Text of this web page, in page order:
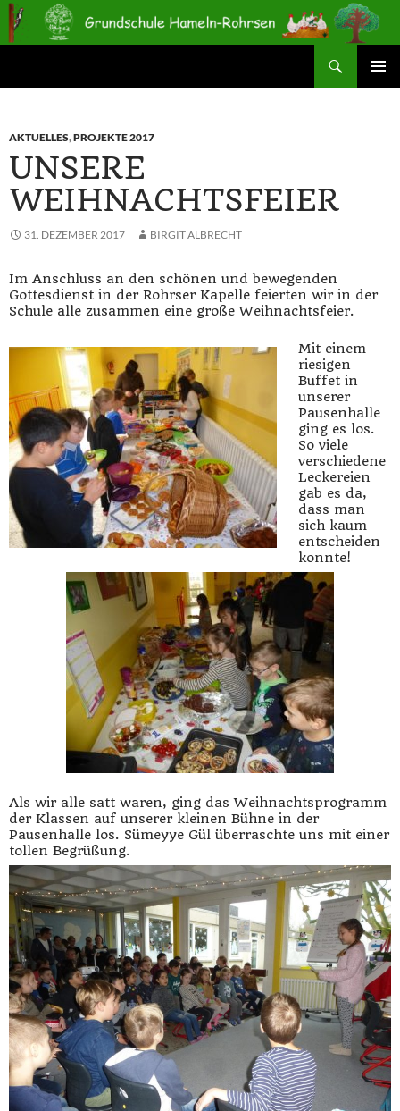
Zum
Inhalt
AKTUELLES,PROJEKTE 2017
UNSERE
WEIHNACHTSFEIER
31. DEZEMBER 2017 BIRGIT ALBRECHT
Im Anschluss an den schönen und bewegenden
Gottesdienst in der Rohrser Kapelle feierten wir in der
Schule alle zusammen eine große Weihnachtsfeier.
Mit einem
riesigen
Buffet in
unserer
Pausenhalle
ging es los.
So viele
verschiedene
Leckereien
gab es da,
dass man
sich kaum
entscheiden
konnte!
Als wir alle satt waren, ging das Weihnachtsprogramm
der Klassen auf unserer kleinen Bühne in der
Pausenhalle los. Sümeyye Gül überraschte uns mit einer
tollen Begrüßung.